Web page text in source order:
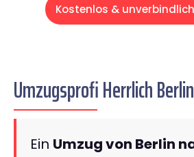
Kostenlos &
Umzugsprofi Herrlich Berlin
Ein Umzug von Berlin